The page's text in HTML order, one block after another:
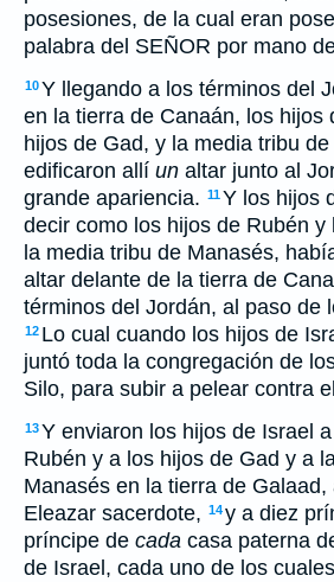
posesiones, de la cual eran
palabra del SEÑOR por mano
10Y llegando a los términos del
en la tierra de Canaán, los hijos
hijos de Gad, y la media tribu
edificaron allí un altar junto al
grande apariencia. 11Y los hijos
decir como los hijos de Rubén y
la media tribu de Manasés,
altar delante de la tierra de
términos del Jordán, al paso de
12 Lo cual cuando los hijos de
juntó toda la congregación de
Silo, para subir a pelear contra
13Y enviaron los hijos de Israel
Rubén y a los hijos de Gad y a
Manasés en la tierra de
Eleazar sacerdote, 14y a diez
príncipe de cada casa paterna
de Israel, cada uno de los cuales